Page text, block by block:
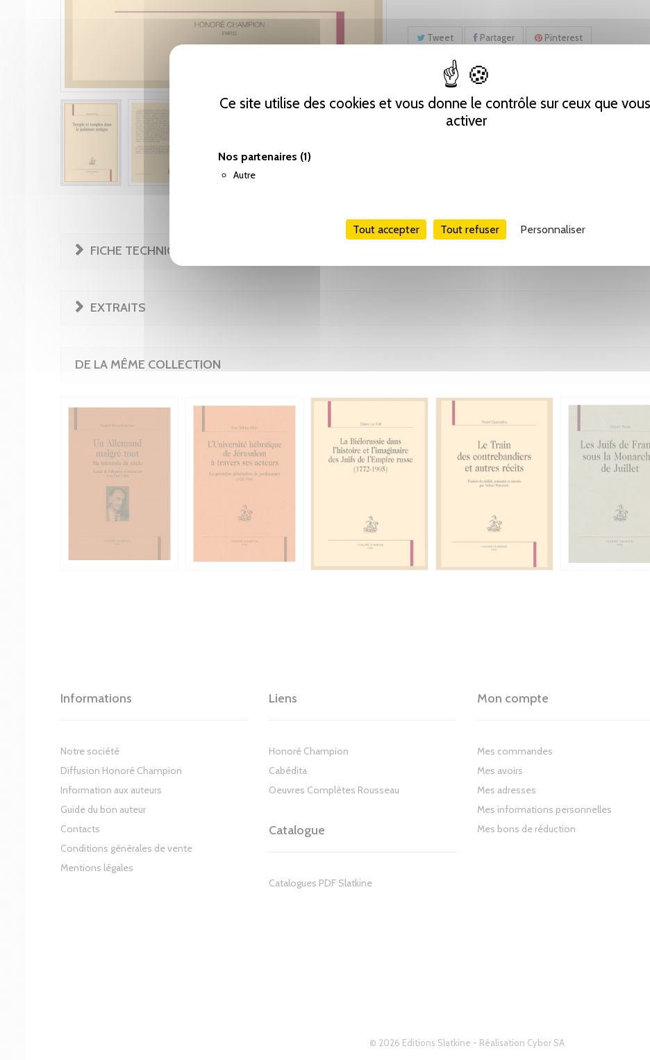
Ce site utilise des cookies et vous donne le contrôle sur ceux que
activer
Nos partenaires (1)
Autre
Tout accepter Tout refuser Personnaliser
Tweet Partager Pinterest
FICHE TECHNIQUE
EXTRAITS
DE LA MÊME COLLECTION
Informations
Notre société
Diffusion Honoré Champion
Information aux auteurs
Guide du bon auteur
Contacts
Conditions générales de vente
Mentions légales
© 2026 Editions Slatkine - Réalisation Cybor SA
Liens
Honoré Champion
Cabédita
Oeuvres Complètes Rousseau
Catalogue
Catalogues PDF Slatkine
Mon compte
Mes commandes
Mes avoirs
Mes adresses
Mes informations personnelles
Mes bons de réduction